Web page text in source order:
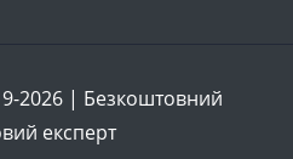
2026 | Безкоштовний
експерт